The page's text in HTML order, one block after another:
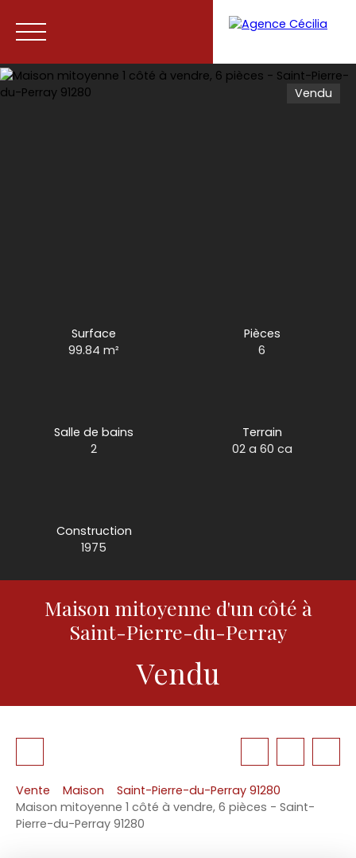
Vendu
Surface
99.84m²
Pièces
6
Salle de bains
2
Terrain
02 a 60 ca
Construction
1975
Maison mitoyenne d'un côté à
Saint-Pierre-du-Perray
Vendu
Vente Maison
Saint-Pierre-du-Perray 91280
Maison mitoyenne 1 côté à vendre, 6 pièces - Saint-
Pierre-du-Perray 91280